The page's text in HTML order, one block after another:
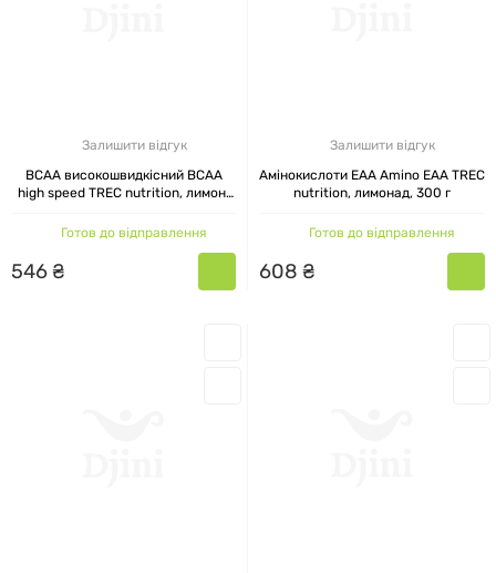
Залишити відгук
BCAA високошвидкісний BCAA
high speed TREC nutrition, лимон,
Готов до відправлення
546₴
Залишити відгук
Амінокислоти EAA Amino EAA TREC
nutrition, лимонад, 300 г
Готов до відправлення
608 ₴